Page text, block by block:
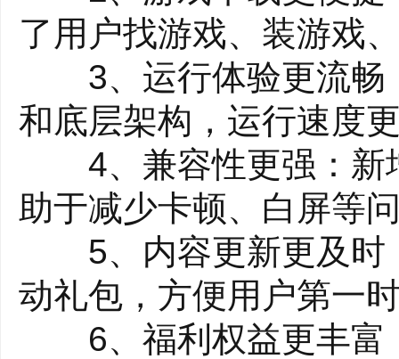
了用户找游戏、装游戏
3、运行体验更流畅
和底层架构，运行速度
4、兼容性更强：新
助于减少卡顿、白屏等
5、内容更新更及时
动礼包，方便用户第一
6、福利权益更丰富